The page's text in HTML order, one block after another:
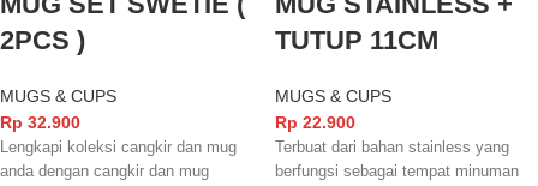
2PCS )
MUGS & CUPS
Rp 32.900
Lengkapi koleksi cangkir dan mug
anda dengan cangkir dan mug
TUTUP 11CM
MUGS & CUPS
Rp 22.900
Terbuat dari bahan stainless yang
berfungsi sebagai tempat minuman